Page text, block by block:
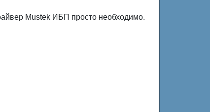
Mustek ИБП просто необходимо.